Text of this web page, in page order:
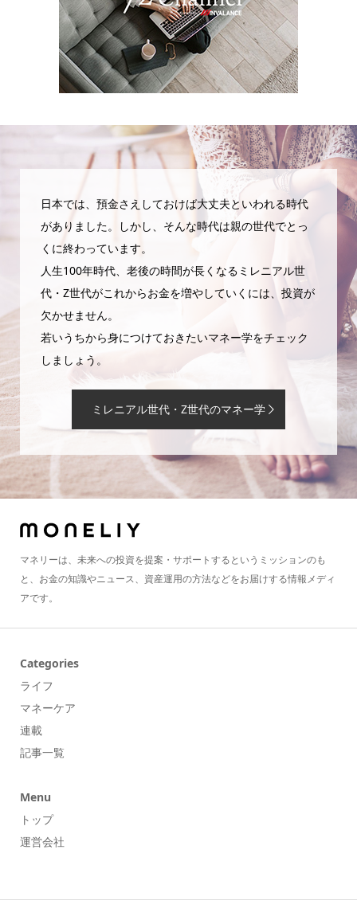
日本では、預金さえしておけば大丈夫といわれる時代
がありました。しかし、そんな時代は親の世代でとっ
くに終わっています。
人生100年時代、老後の時間が長くなるミレニアル世
代・Z世代がこれからお金を増やしていくには、投資が
欠かせません。
若いうちから身につけておきたいマネー学をチェック
しましょう。
ミレニアル世代・Z世代のマネー学
マネリーは、未来への投資を提案・サポートするというミッションのも
と、お金の知識やニュース、資産運用の方法などをお届けする情報メディ
アです。
Categories
ライフ
マネーケア
連載
記事一覧
Menu
トップ
運営会社